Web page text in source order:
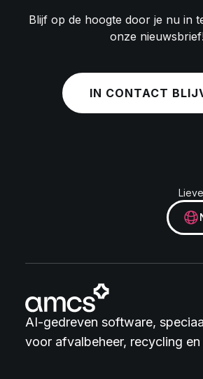
Blijf op de hoogte door je nu in
onze
IN CONTACT
AI-gedreven software,
voor afvalbeheer, recycling